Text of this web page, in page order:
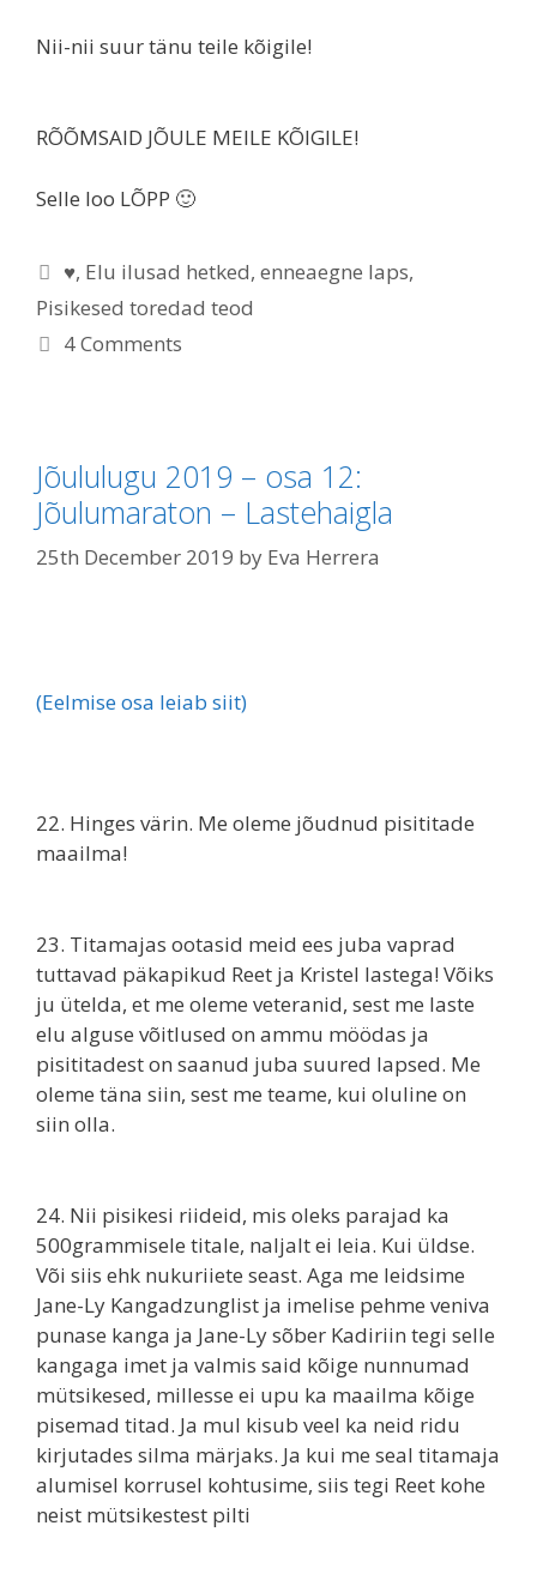
Nii-nii suur tänu teile kõigile!
RÕÕMSAID JÕULE MEILE KÕIGILE!
Selle loo LÕPP 🙂
♥, Elu ilusad hetked,enneaegne laps,
Pisikesed toredad teod
4 Comments
Jõululugu 2019 – osa 12:
Jõulumaraton – Lastehaigla
25th December 2019 by Eva Herrera
(Eelmise osa leiab siit)
22. Hinges värin. Me oleme jõudnud pisititade
maailma!
23. Titamajas ootasid meid ees juba vaprad
tuttavad päkapikud Reet ja Kristel lastega! Võiks
ju ütelda, et me oleme veteranid, sest me laste
elu alguse võitlused on ammu möödas ja
pisititadest on saanud juba suured lapsed. Me
oleme täna siin, sest me teame, kui oluline on
siin olla.
24. Nii pisikesi riideid, mis oleks parajad ka
500grammisele titale, naljalt ei leia. Kui üldse.
Või siis ehk nukuriiete seast. Aga me leidsime
Jane-Ly Kangadzunglist ja imelise pehme veniva
punase kanga ja Jane-Ly sõber Kadiriin tegi selle
kangaga imet ja valmis said kõige nunnumad
mütsikesed, millesse ei upu ka maailma kõige
pisemad titad. Ja mul kisub veel ka neid ridu
kirjutades silma märjaks. Ja kui me seal titamaja
alumisel korrusel kohtusime, siis tegi Reet kohe
neist mütsikestest pilti